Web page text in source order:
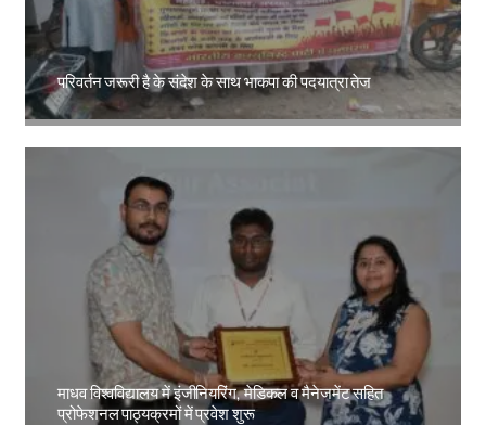
परिवर्तन जरूरी है के संदेश के साथ भाकपा की पदयात्रा तेज
Amit Lekh
माधव विश्वविद्यालय में इंजीनियरिंग, मेडिकल व मैनेजमेंट सहित
प्रोफेशनल पाठ्यक्रमों में प्रवेश शुरू